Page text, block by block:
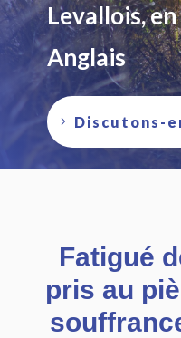
Levallois,
Anglais
Discutons-
Fatigué
pris au